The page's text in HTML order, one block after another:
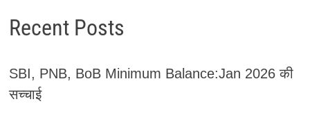
Recent Posts
SBI, PNB, BoB Minimum Balance:Jan 2026 की
सच्चाई